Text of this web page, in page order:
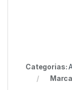
Categorias: